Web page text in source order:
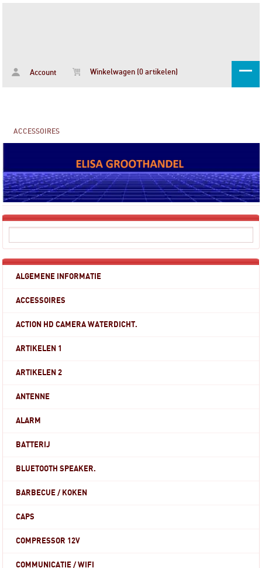
Account Winkelwagen (0 artikelen)
ACCESSOIRES
ALGEMENE INFORMATIE
ACCESSOIRES
ACTION HD CAMERA WATERDICHT.
ARTIKELEN 1
ARTIKELEN 2
ANTENNE
ALARM
BATTERIJ
BLUETOOTH SPEAKER.
BARBECUE / KOKEN
CAPS
COMPRESSOR 12V
COMMUNICATIE / WIFI